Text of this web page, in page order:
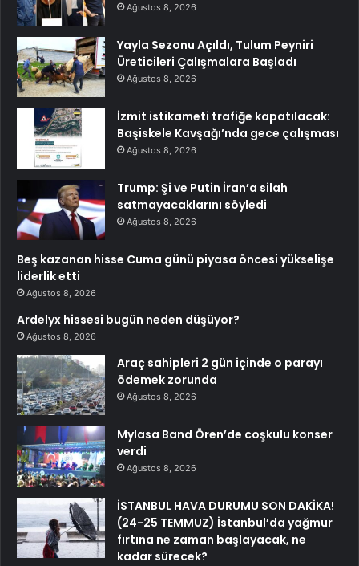
Ağustos 8, 2026
Yayla Sezonu Açıldı, Tulum Peyniri
Üreticileri Çalışmalara Başladı
Ağustos 8, 2026
İzmit istikameti trafiğe kapatılacak:
Başiskele Kavşağı’nda gece çalışması
Ağustos 8, 2026
Trump: Şi ve Putin İran’a silah
satmayacaklarını söyledi
Ağustos 8, 2026
Beş kazanan hisse Cuma günü piyasa öncesi yükselişe
liderlik etti
Ağustos 8, 2026
Ardelyx hissesi bugün neden düşüyor?
Ağustos 8, 2026
Araç sahipleri 2 gün içinde o parayı
ödemek zorunda
Ağustos 8, 2026
Mylasa Band Ören’de coşkulu konser
verdi
Ağustos 8, 2026
İSTANBUL HAVA DURUMU SON DAKİKA!
(24-25 TEMMUZ) İstanbul’da yağmur
fırtına ne zaman başlayacak, ne
kadar sürecek?